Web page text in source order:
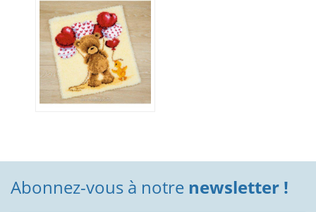
Abonnez-vous à notre newsletter !